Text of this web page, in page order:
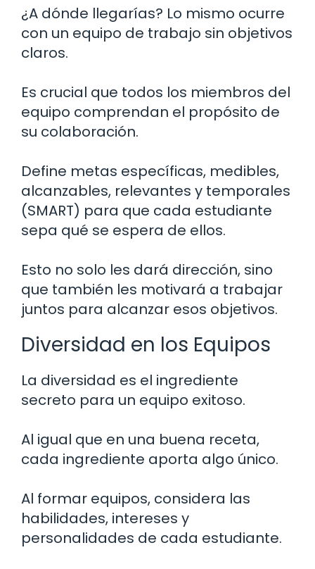
¿A dónde llegarías? Lo mismo ocurre
con un equipo de trabajo sin objetivos
claros.
Es crucial que todos los miembros del
equipo comprendan el propósito de
su colaboración.
Define metas específicas, medibles,
alcanzables, relevantes y temporales
(SMART) para que cada estudiante
sepa qué se espera de ellos.
Esto no solo les dará dirección, sino
que también les motivará a trabajar
juntos para alcanzar esos objetivos.
Diversidad en los Equipos
La diversidad es el ingrediente
secreto para un equipo exitoso.
Al igual que en una buena receta,
cada ingrediente aporta algo único.
Al formar equipos, considera las
habilidades, intereses y
personalidades de cada estudiante.